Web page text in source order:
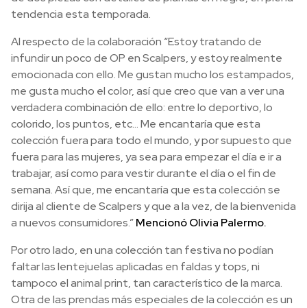
tendencia esta temporada.
Al respecto de la colaboración “Estoy tratando de
infundir un poco de OP en Scalpers, y estoy realmente
emocionada con ello. Me gustan mucho los estampados,
me gusta mucho el color, así que creo que van a ver una
verdadera combinación de ello: entre lo deportivo, lo
colorido, los puntos, etc… Me encantaría que esta
colección fuera para todo el mundo, y por supuesto que
fuera para las mujeres, ya sea para empezar el día e ir a
trabajar, así como para vestir durante el día o el fin de
semana. Así que, me encantaría que esta colección se
dirija al cliente de Scalpers y que a la vez, de la bienvenida
a nuevos consumidores.”Mencionó Olivia Palermo.
Por otro lado, en una colección tan festiva no podían
faltar las lentejuelas aplicadas en faldas y tops, ni
tampoco el animal print, tan característico de la marca.
Otra de las prendas más especiales de la colección es un